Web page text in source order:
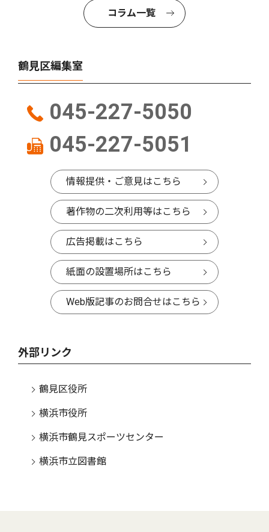
コラム一覧
鶴見区編集室
045-227-5050
045-227-5051
情報提供・ご意見はこちら
著作物の二次利用等はこちら
広告掲載はこちら
紙面の設置場所はこちら
Web版記事のお問合せはこちら
外部リンク
鶴見区役所
横浜市役所
横浜市鶴見スポーツセンター
横浜市立図書館